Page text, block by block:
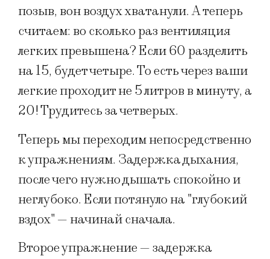
позыв, вон воздух хватанули. А теперь
считаем: во сколько раз вентиляция
легких превышена? Если 60 разделить
на 15, будет четыре. То есть через ваши
легкие проходит не 5 литров в минуту, а
20! Трудитесь за четверых.
Теперь мы переходим непосредственно
к упражнениям. Задержка дыхания,
после чего нужно дышать спокойно и
неглубоко. Если потянуло на "глубокий
вздох" — начинай сначала.
Второе упражнение — задержка